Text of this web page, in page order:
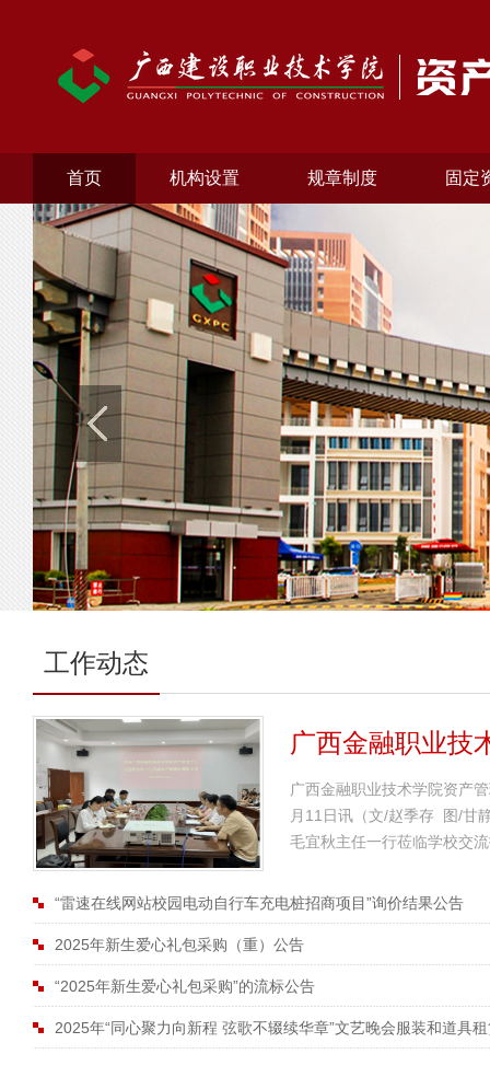
首页 机构设置 规章制度 固定
工作动态
广西金融职业技
广西金融职业技术学院资产
月11日讯（文/赵季存 图/甘
毛宜秋主任一行莅临学校交
“雷速在线网站校园电动自行车充电桩招商项目”询价结果公告
2025年新生爱心礼包采购（重）公告
“2025年新生爱心礼包采购”的流标公告
2025年“同心聚力向新程 弦歌不辍续华章”文艺晚会服装和道具